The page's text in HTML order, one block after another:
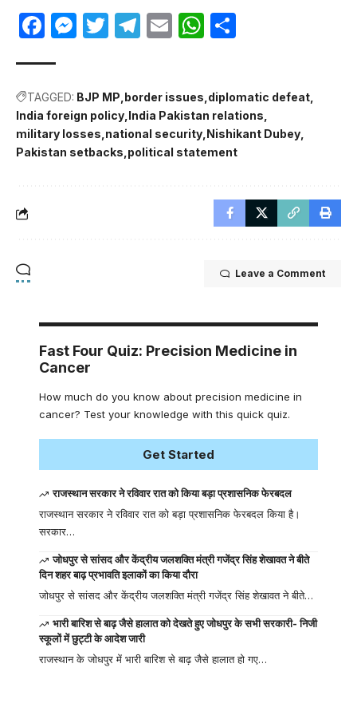
Facebook
Messenger
Twitter
Telegram
EmailWhatsApp
TAGGED: BJP MP border issues diplomatic defeat
India foreign policy India Pakistan relations
military losses national security Nishikant Dubey
Pakistan setbacks political statement
Leave a Comment
Fast Four Quiz: Precision Medicine in
Cancer
How much do you know about precision medicine in
cancer? Test your knowledge with this quick quiz.
Get Started
राजस्थान सरकार ने रविवार रात को किया बड़ा प्रशासनिक फेरबदल
राजस्थान सरकार ने रविवार रात को बड़ा प्रशासनिक फेरबदल किया है।
सरकार…
जोधपुर से सांसद और केंद्रीय जलशक्ति मंत्री गजेंद्र सिंह शेखावत ने बीते
दिन शहर बाढ़ प्रभावति इलाकों का किया दौरा
जोधपुर से सांसद और केंद्रीय जलशक्ति मंत्री गजेंद्र सिंह शेखावत ने बीते…
भारी बारिश से बाढ़ जैसे हालात को देखते हुए जोधपुर के सभी सरकारी- निजी
स्कूलों में छुट्टी के आदेश जारी
राजस्थान के जोधपुर में भारी बारिश से बाढ़ जैसे हालात हो गए…